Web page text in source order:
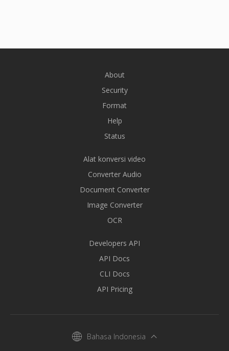
About
Security
Format
Help
Status
Alat konversi video
Converter Audio
Document Converter
Image Converter
OCR
Developers API
API Docs
CLI Docs
API Pricing
Bahasa Indonesia